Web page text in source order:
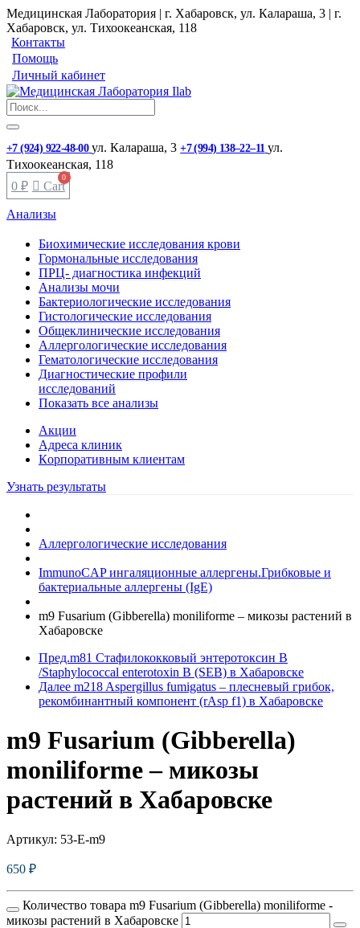
Медицинская Лаборатория | г. Хабаровск, ул. Калараша, 3 | г.
Хабаровск, ул. ​Тихоокеанская, 118
Контакты
Помощь
Личный кабинет
+7 (924) 922-48-00 ул. ​Калараша, 3 +7 (994) 138‒22‒11 ул. ​
Тихоокеанская, 118
0 ₽ Cart
Анализы
Биохимические исследования крови
Гормональные исследования
ПРЦ- диагностика инфекций
Анализы мочи
Бактериологические исследования
Гистологические исследования
Общеклинические исследования
Аллергологические исследования
Гематологические исследования
Диагностические профили
исследований
Показать все анализы
Акции
Адреса клиник
Кoрпоративным клиентам
Узнать результаты
Аллергологические исследования
ImmunoCAP ингаляционные аллергены.Грибковые и
бактериальные аллергены (IgE)
m9 Fusarium (Gibberella) moniliforme – микозы растений в
Хабаровске
Пред.m81 Стафилококковый энтеротоксин B
/Staphylococcal enterotoxin B (SEB) в Хабаровске
Далее m218 Aspergillus fumigatus – плесневый грибок,
рекомбинантный компонент (rAsp f1) в Хабаровске
m9 Fusarium (Gibberella)
moniliforme – микозы
растений в Хабаровске
Артикул: 53-E-m9
650 ₽
Количество товара m9 Fusarium (Gibberella) moniliforme -
микозы растений в Хабаровске